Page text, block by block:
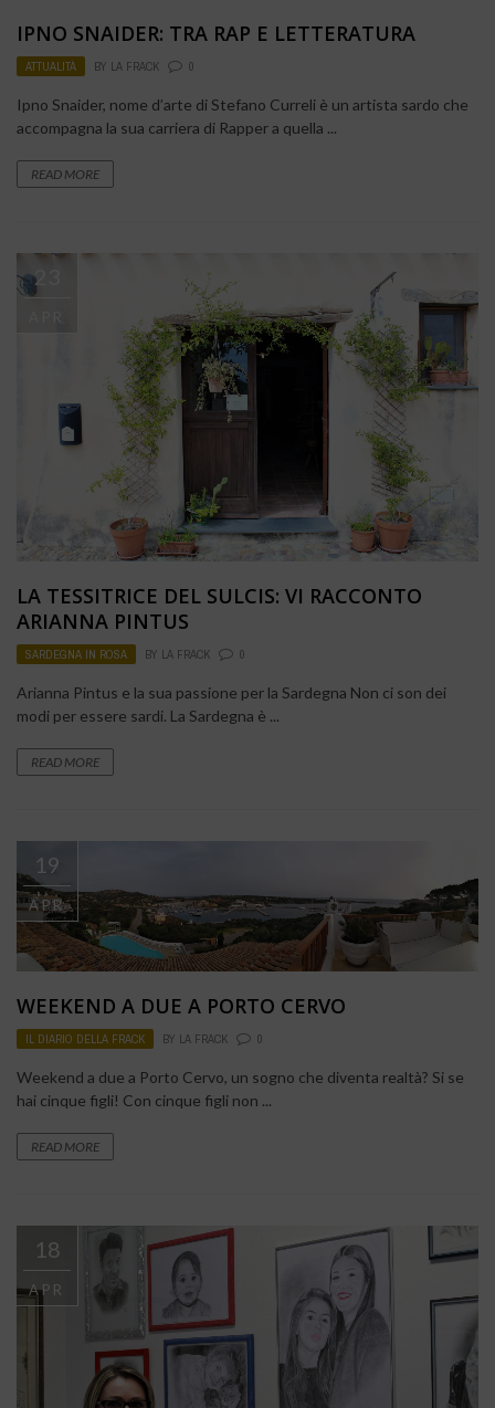
IPNO SNAIDER: TRA RAP E LETTERATURA
ATTUALITÀ BY LA FRACK 0
Ipno Snaider, nome d’arte di Stefano Curreli è un artista sardo che
accompagna la sua carriera di Rapper a quella ...
READ MORE
23
LA TESSITRICE DEL SULCIS: VI RACCONTO
ARIANNA PINTUS
SARDEGNA IN ROSA BY LA FRACK 0
Arianna Pintus e la sua passione per la Sardegna Non ci son dei
modi per essere sardi. La Sardegna è ...
READ MORE
19
APR
WEEKEND A DUE A PORTO CERVO
IL DIARIO DELLA FRACK BY LA FRACK 0
Weekend a due a Porto Cervo, un sogno che diventa realtà? Si se
hai cinque figli! Con cinque figli non ...
READ MORE
18
APR